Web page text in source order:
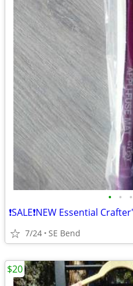
• • •
❗SALE❗NEW Essential
7/24 SE Bend
$20